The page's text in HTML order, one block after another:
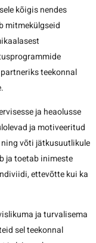
kõigis nendes
mitmekülgseid
teekonnal
ja heaolusse
ja motiveeritud
võti jätkusuutlikule
ja toetab inimeste
ettevõtte kui ka
ja turvalisema
sel teekonnal